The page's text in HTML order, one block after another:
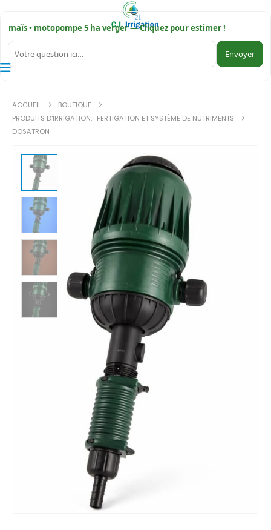
• motopompe 5 ha verger — Cliquez pour estimer !
Envoyer
ACCUEIL
BOUTIQUE
PRODUITS D'IRRIGATION, FERTIGATION ET SYSTÈME DE NUTRIMENTS
DOSATRON